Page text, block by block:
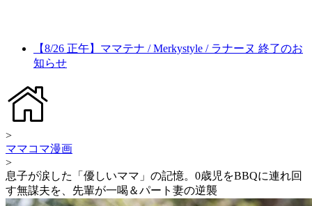
【8/26 正午】ママテナ / Merkystyle / ラナーヌ 終了のお
知らせ
>
ママコマ漫画
>
息子が涙した「優しいママ」の記憶。0歳児をBBQに連れ回
す無謀夫を、先輩が一喝＆パート妻の逆襲